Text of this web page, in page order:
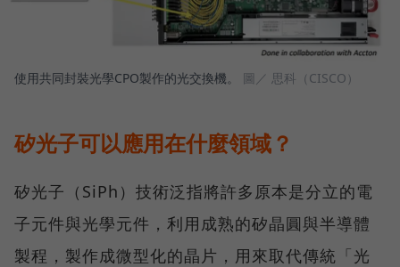
使用共同封裝光學CPO製作的光交換機。 圖／ 思科（CISCO）
矽光子可以應用在什麼領域？
矽光子（SiPh）技術泛指將許多原本是分立的電
子元件與光學元件，利用成熟的矽晶圓與半導體
製程，製作成微型化的晶片，用來取代傳統「光